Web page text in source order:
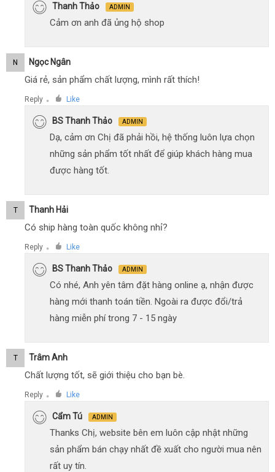
Thanh Thảo ADMIN
Cảm ơn anh đã ủng hộ shop
N Ngọc Ngân
Giá rẻ, sản phẩm chất lượng, mình rất thích!
Reply ● Like
BS Thanh Thảo ADMIN
Dạ, cảm ơn Chị đã phải hồi, hệ thống luôn lựa chọn
những sản phẩm tốt nhất để giúp khách hàng mua
được hàng tốt.
T Thanh Hải
Có ship hàng toàn quốc không nhỉ?
Reply ● Like
BS Thanh Thảo ADMIN
Có nhé, Anh yên tâm đặt hàng online ạ, nhận được
hàng mới thanh toán tiền. Ngoài ra được đổi/trả
hàng miễn phí trong 7 - 15 ngày
T Trâm Anh
Chất lượng tốt, sẽ giới thiệu cho bạn bè.
Reply ● Like
Cẩm Tú ADMIN
Thanks Chị, website bên em luôn cập nhật những
sản phẩm bán chạy nhất đề xuất cho người mua nên
rất uy tín.